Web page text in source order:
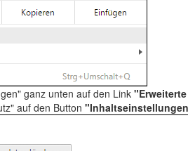
ganz unten auf den Link
auf den Button